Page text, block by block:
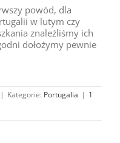
powód, dla
w lutym czy
znaleźliśmy ich
dołożymy pewnie
| Kategorie: Portugalia | 1